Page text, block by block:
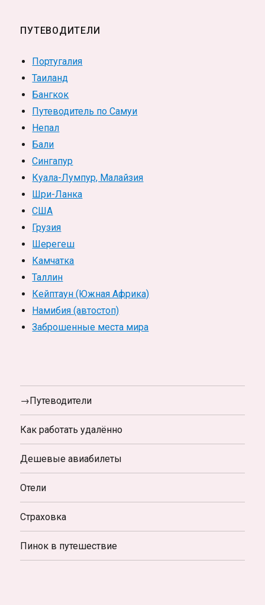
ПУТЕВОДИТЕЛИ
Португалия
Таиланд
Бангкок
Путеводитель по Самуи
Непал
Бали
Сингапур
Куала-Лумпур, Малайзия
Шри-Ланка
США
Грузия
Шерегеш
Камчатка
Таллин
Кейптаун (Южная Африка)
Намибия (автостоп)
Заброшенные места мира
→Путеводители
Как работать удалённо
Дешевые авиабилеты
Отели
Страховка
Пинок в путешествие